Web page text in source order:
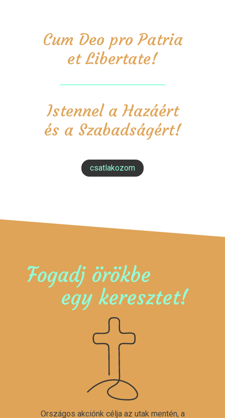
Cum Deo pro Patria
et Libertate!
Istennel a Hazáért
és a Szabadságért!
csatlakozom
Fogadj örökbe
egy keresztet!
Országos akciónk célja az utak mentén, a